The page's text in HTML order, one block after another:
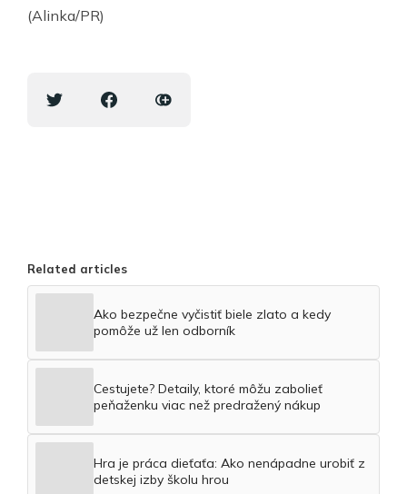
(Alinka/PR)
Related articles
Ako bezpečne vyčistiť biele zlato a kedy
pomôže už len odborník
Cestujete? Detaily, ktoré môžu zabolieť
peňaženku viac než predražený nákup
Hra je práca dieťaťa: Ako nenápadne urobiť z
detskej izby školu hrou